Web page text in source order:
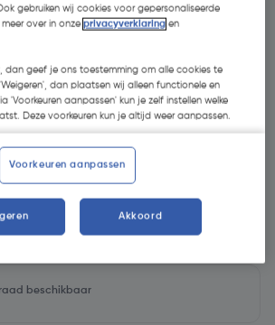
btw € 21,26
- Bekijk voorraadniveaus en haal binnen 10
beschikbaar
gebruiken wij cookies voor gepersonaliseerde
meer over in onzeprivacyverklaring en
dan geef je ons toestemming om alle cookies te
dan plaatsen wij alleen functionele en
'Voorkeuren aanpassen' kun je zelf instellen welke
Deze voorkeuren kun je altijd weer aanpassen.
Voorkeuren aanpassen
Akkoord